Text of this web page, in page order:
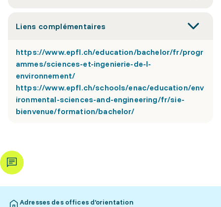
Liens complémentaires
https://www.epfl.ch/education/bachelor/fr/progr
ammes/sciences-et-ingenierie-de-l-
environnement/
https://www.epfl.ch/schools/enac/education/env
ironmental-sciences-and-engineering/fr/sie-
bienvenue/formation/bachelor/
Adresses des offices d’orientation